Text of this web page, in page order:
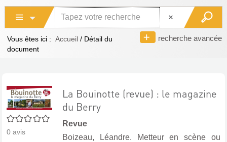
recherche avancée
Vous êtes ici : Accueil / Détail du
document
0/5
0 avis
La Bouinotte (revue) : le magazine
du Berry
Revue
Boizeau, Léandre. Metteur en scène ou